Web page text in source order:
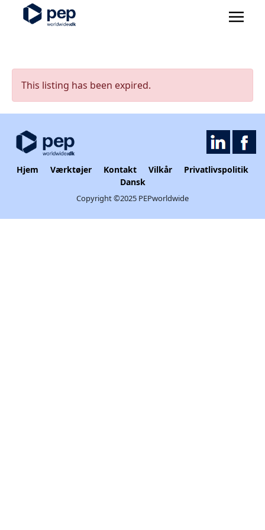
This listing has been expired.
Hjem Værktøjer Kontakt Vilkår
Privatlivspolitik
Dansk
Copyright ©2025 PEPworldwide